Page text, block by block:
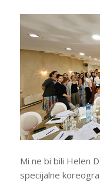
Mi ne bi bili Helen
specijalne